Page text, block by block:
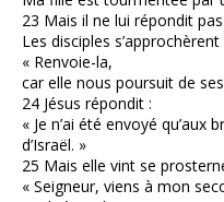
23 Mais il ne lui répondit
Les disciples
« Renvoie-la,
car elle nous poursuit de
24 Jésus répondit :
« Je n’ai été envoyé qu’aux
d’Israël. »
25 Mais elle vint se
« Seigneur, viens à mon